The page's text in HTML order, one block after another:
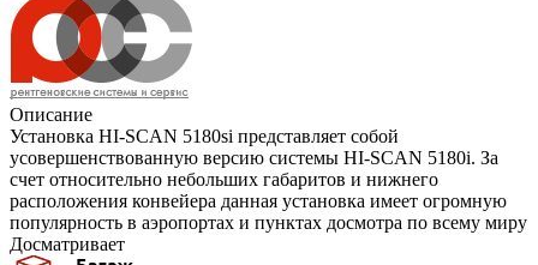
Описание
Установка HI-SCAN 5180si представляет собой
усовершенствованную версию системы HI-SCAN 5180i. За
счет относительно небольших габаритов и нижнего
расположения конвейера данная установка имеет огромную
популярность в аэропортах и пунктах досмотра по всему миру
Досматривает